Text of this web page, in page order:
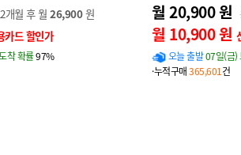
개월 후 월 26,900원
카드 할인가
착 확률97%
월 20,900 원
월 10,900 원
오늘 출발07일(금)
·누적구매365,601건